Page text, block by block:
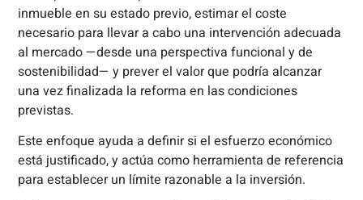
inmueble en su estado previo, estimar el coste
necesario para llevar a cabo una intervención adecuada
al mercado —desde una perspectiva funcional y de
sostenibilidad— y prever el valor que podría alcanzar
una vez finalizada la reforma en las condiciones
previstas.
Este enfoque ayuda a definir si el esfuerzo económico
está justificado, y actúa como herramienta de referencia
para establecer un límite razonable a la inversión.